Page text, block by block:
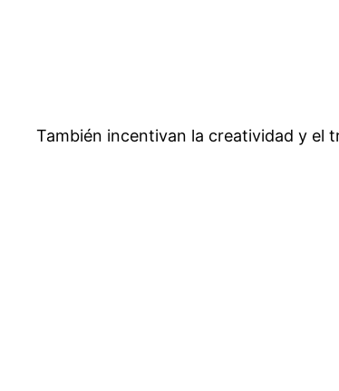
También incentivan la creatividad y el